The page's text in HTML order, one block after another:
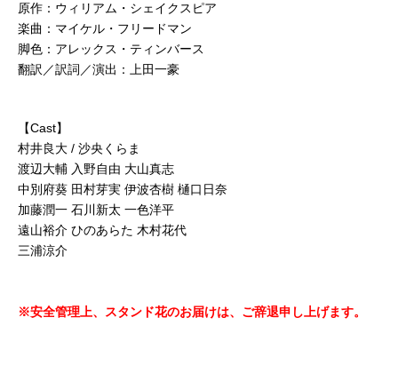
原作：ウィリアム・シェイクスピア
楽曲：マイケル・フリードマン
脚色：アレックス・ティンバース
翻訳／訳詞／演出：上田一豪
【Cast】
村井良大 / 沙央くらま
渡辺大輔 入野自由 大山真志
中別府葵 田村芽実 伊波杏樹 樋口日奈
加藤潤一 石川新太 一色洋平
遠山裕介 ひのあらた 木村花代
三浦涼介
※安全管理上、スタンド花のお届けは、ご辞退申し上げます。